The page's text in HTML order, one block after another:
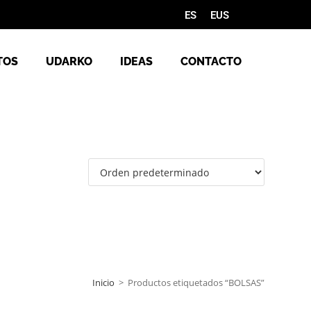
ES EUS
UDARKO IDEAS CONTACTO
Inicio > Productos etiquetados “BOLSAS”